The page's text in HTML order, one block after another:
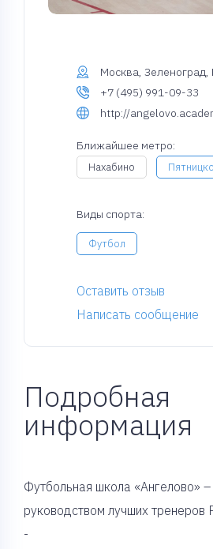
Москва, Зеленоград,
+7 (495) 991-09-33
http://
Ближайшее метро:
Нахабино
Виды спорта:
Футбол
Оставить отзыв
Написать сообщение
Подробная
информация
Футбольная школа «Ангелово»
руководством лучших тренеров
-